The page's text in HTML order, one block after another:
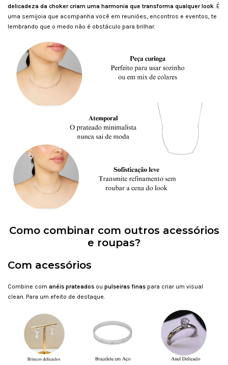
delicadeza da choker criam uma harmonia que transforma qualquer look . É
uma semijoia que acompanha você em reuniões, encontros e eventos, te
lembrando que o medo não é obstáculo para brilhar.
Como combinar com outros acessórios
e roupas?
Com acessórios
Combine com anéis prateados ou pulseiras finas para criar um visual
clean. Para um efeito de destaque.